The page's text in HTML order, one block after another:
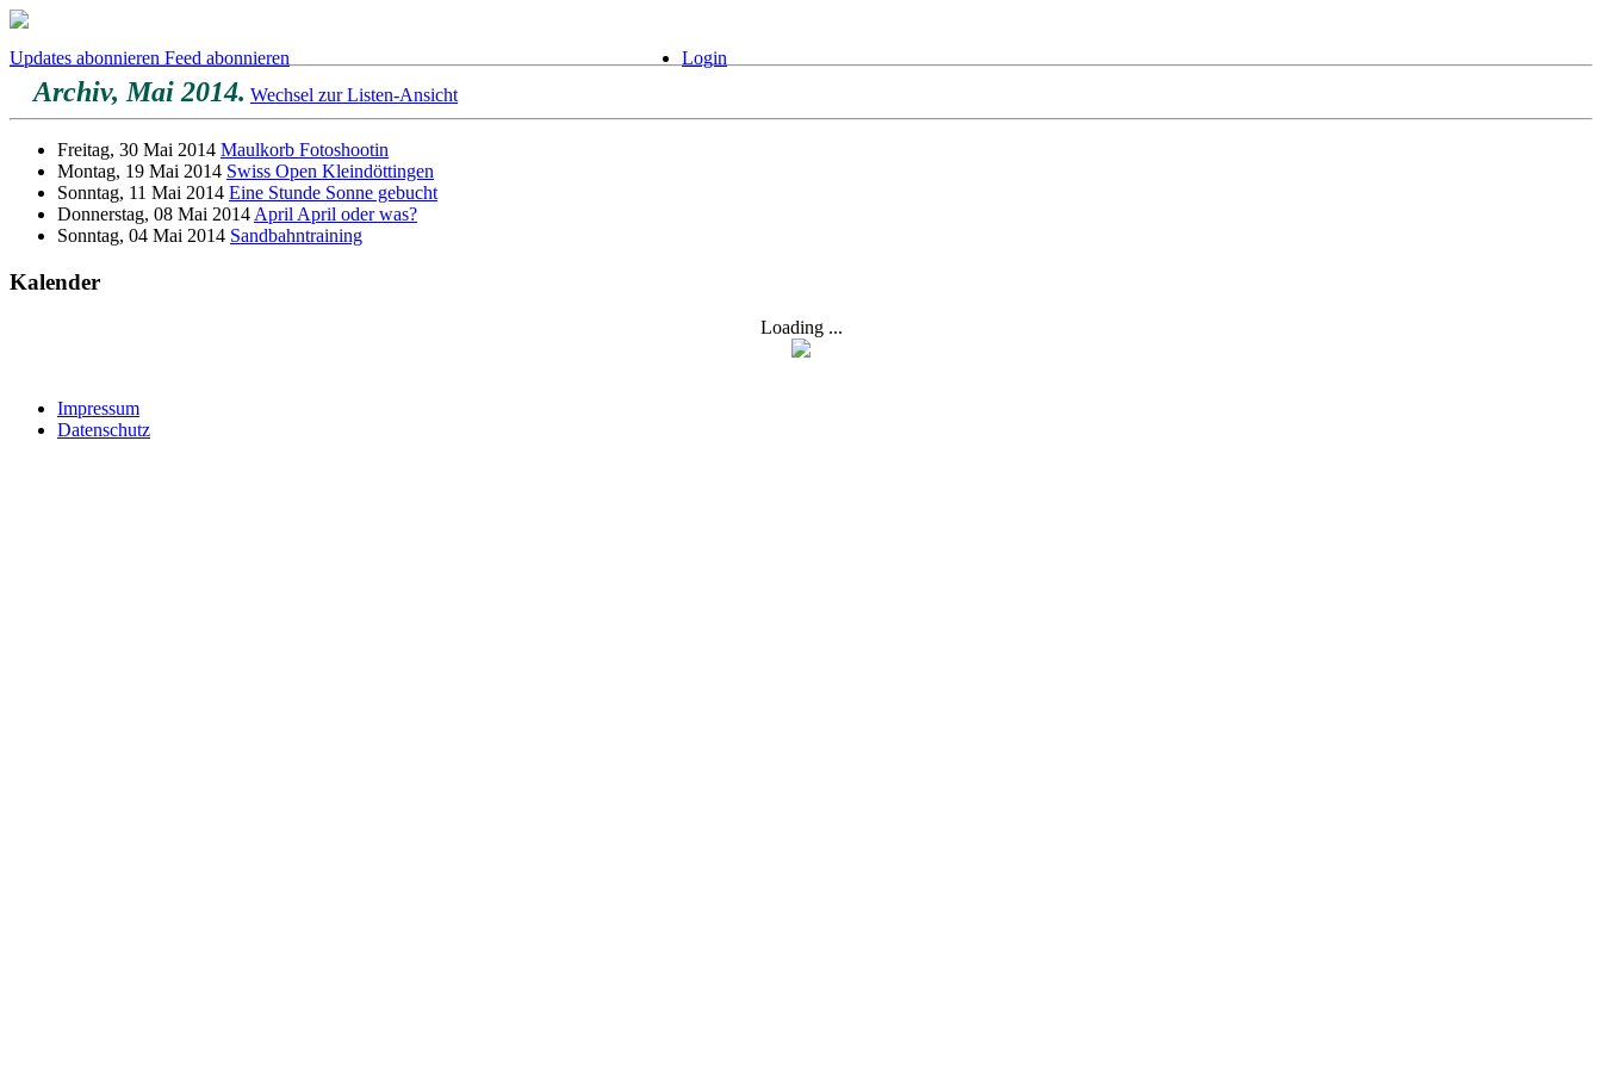
Updates abonnieren Feed abonnieren Login
Archiv, Mai 2014. Wechsel zur Listen-Ansicht
Freitag, 30 Mai 2014 Maulkorb Fotoshootin
Montag, 19 Mai 2014 Swiss Open Kleindöttingen
Sonntag, 11 Mai 2014 Eine Stunde Sonne gebucht
Donnerstag, 08 Mai 2014 April April oder was?
Sonntag, 04 Mai 2014 Sandbahntraining
Kalender
Loading ...
Impressum
Datenschutz